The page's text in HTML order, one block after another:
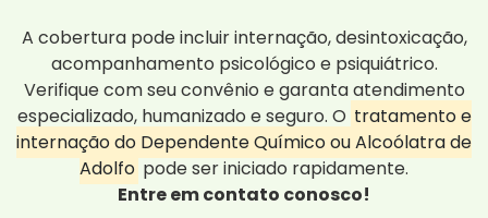
A cobertura pode incluir internação, desintoxicação,
acompanhamento psicológico e psiquiátrico.
Verifique com seu convênio e garanta atendimento
especializado, humanizado e seguro. O tratamento e
internação do Dependente Químico ou Alcoólatra de
Adolfo pode ser iniciado rapidamente.
Entre em contato conosco!